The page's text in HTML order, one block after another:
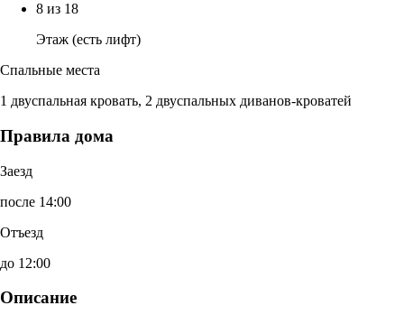
8 из 18
Этаж (есть лифт)
Спальные места
1 двуспальная кровать, 2 двуспальных диванов-кроватей
Правила дома
Заезд
после 14:00
Отъезд
до 12:00
Описание